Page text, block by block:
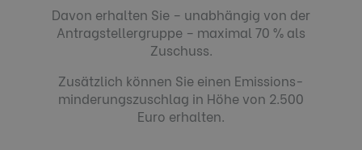
Davon erhalten Sie – unabhängig von der
Antrag­steller­gruppe – maximal 70 % als
Zuschuss.
Zusätzlich können Sie einen Emissions­
minderungs­zuschlag in Höhe von 2.500
Euro erhalten.